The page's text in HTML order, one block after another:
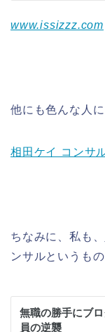
www.issizzz.com
他にも色んな人
相田ケイ コンサ
ちなみに、私も
ンサルというも